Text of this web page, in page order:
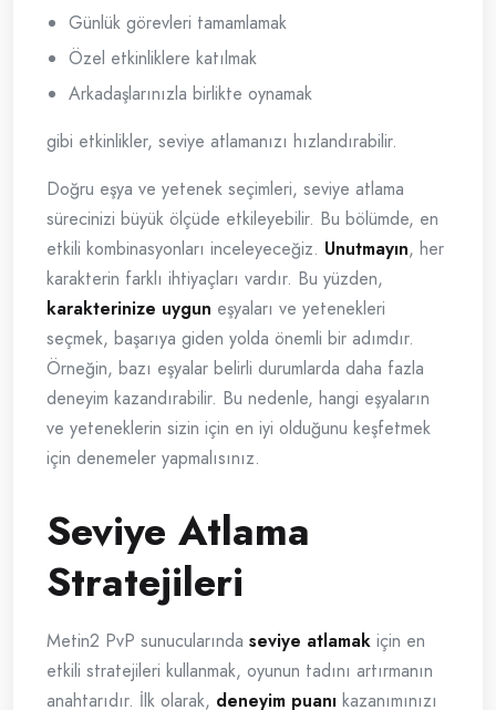
Günlük görevleri tamamlamak
Özel etkinliklere katılmak
Arkadaşlarınızla birlikte oynamak
gibi etkinlikler, seviye atlamanızı hızlandırabilir.
Doğru eşya ve yetenek seçimleri, seviye atlama
sürecinizi büyük ölçüde etkileyebilir. Bu bölümde, en
etkili kombinasyonları inceleyeceğiz. Unutmayın, her
karakterin farklı ihtiyaçları vardır. Bu yüzden,
karakterinize uygun eşyaları ve yetenekleri
seçmek, başarıya giden yolda önemli bir adımdır.
Örneğin, bazı eşyalar belirli durumlarda daha fazla
deneyim kazandırabilir. Bu nedenle, hangi eşyaların
ve yeteneklerin sizin için en iyi olduğunu keşfetmek
için denemeler yapmalısınız.
Seviye Atlama
Stratejileri
Metin2 PvP sunucularında seviye atlamak için en
etkili stratejileri kullanmak, oyunun tadını artırmanın
anahtarıdır. İlk olarak, deneyim puanı kazanımınızı